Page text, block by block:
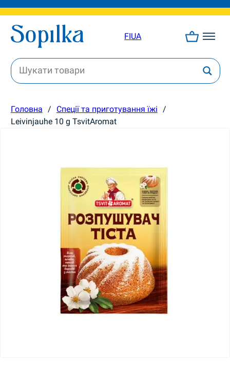
FIUA
Головна / Спеції та приготування їжі /
Leivinjauhe 10 g TsvitAromat